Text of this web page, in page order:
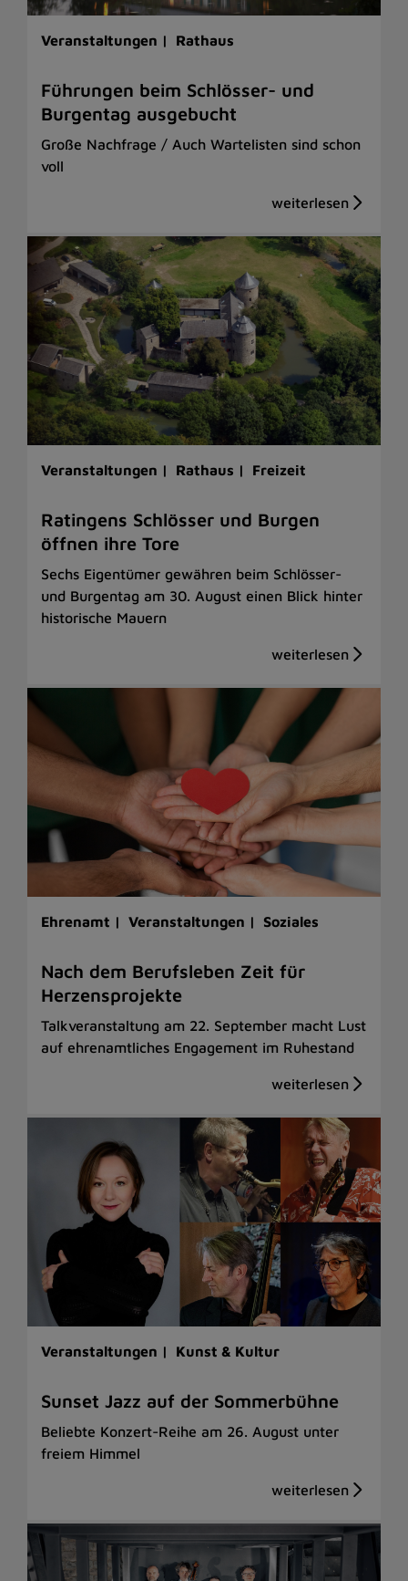
Veranstaltungen | Rathaus
Führungen beim Schlösser- und
Burgentag ausgebucht
Große Nachfrage / Auch Wartelisten sind schon
voll
Veranstaltungen | Rathaus | Freizeit
Ratingens Schlösser und Burgen
öffnen ihre Tore
Sechs Eigentümer gewähren beim Schlösser-
und Burgentag am 30. August einen Blick hinter
historische Mauern
Ehrenamt | Veranstaltungen | Soziales
Nach dem Berufsleben Zeit für
Herzensprojekte
Talkveranstaltung am 22. September macht Lust
auf ehrenamtliches Engagement im Ruhestand
Veranstaltungen | Kunst & Kultur
Sunset Jazz auf der Sommerbühne
Beliebte Konzert-Reihe am 26. August unter
freiem Himmel